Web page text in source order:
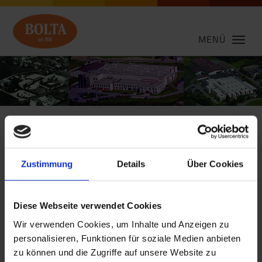
Zustimmung Details Über Cookies
Diese Webseite verwendet Cookies
Wir verwenden Cookies, um Inhalte und Anzeigen zu
personalisieren, Funktionen für soziale Medien anbieten
zu können und die Zugriffe auf unsere Website zu
MENÜ
BOLTA - die starke Marke
im Markt
Seit 1958 werden in Schönberg BOLTA-
Extrusionsprofile produziert. Und seit nunmehr
über fünfundsechzig Jahren steht der Standort für
Qualität, Kontinuität und Flexibilität in der
Extrusion von Kunststoffen „Made in Germany“.